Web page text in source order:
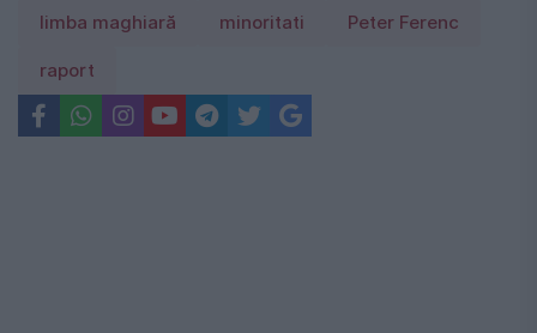
limba maghiară minoritati Peter Ferenc
raport